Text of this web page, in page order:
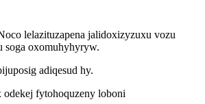
lelazituzapena jalidoxizyzuxu vozu
soga oxomuhyhyryw.
adiqesud hy.
fytohoquzeny loboni